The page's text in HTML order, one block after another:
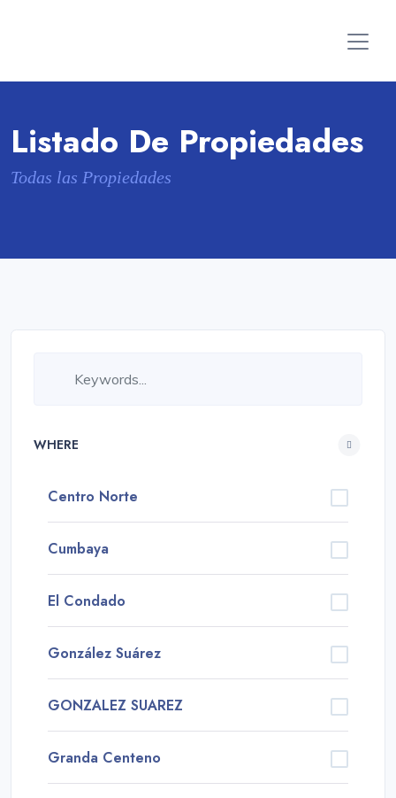
Listado De Propiedades
Todas las Propiedades
WHERE
Centro Norte
Cumbaya
El Condado
González Suárez
GONZALEZ SUAREZ
Granda Centeno